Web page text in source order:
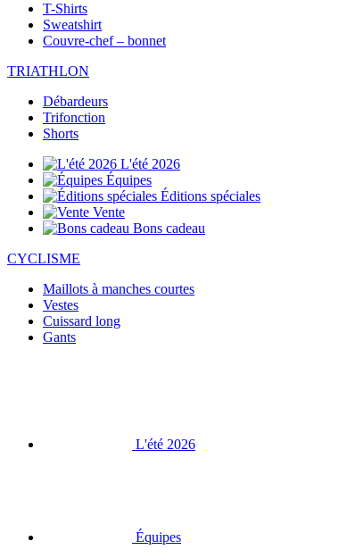
T-Shirts
Sweatshirt
Couvre-chef – bonnet
TRIATHLON
Débardeurs
Trifonction
Shorts
L'été 2026
Équipes
Éditions spéciales
Vente
Bons cadeau
CYCLISME
Maillots à manches courtes
Vestes
Cuissard long
Gants